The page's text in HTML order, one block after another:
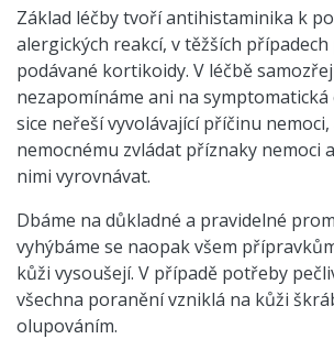
Základ léčby tvoří antihistaminika k
alergických reakcí, v těžších
podávané kortikoidy. V léčbě
nezapomínáme ani na
sice neřeší vyvolávající příčinu
nemocnému zvládat příznaky nemoci
nimi vyrovnávat.
Dbáme na důkladné a pravidelné
vyhýbáme se naopak všem
kůži vysoušejí. V případě potřeby
všechna poranění vzniklá na kůži
olupováním.